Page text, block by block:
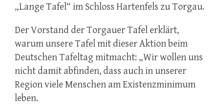
„Lange Tafel“ im Schloss Hartenfels zu Torgau.
Der Vorstand der Torgauer Tafel erklärt,
warum unsere Tafel mit dieser Aktion beim
Deutschen Tafeltag mitmacht: „Wir wollen uns
nicht damit abfinden, dass auch in unserer
Region viele Menschen am Existenzminimum
leben.